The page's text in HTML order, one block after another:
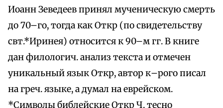
Иоанн Зеведеев принял мученическую смерть
до 70–го, тогда как Откр (по свидетельству
свт.*Иринея) относится к 90–м гг. В книге
дан филологич. анализ текста и отмечен
уникальный язык Откр, автор к–рого писал
на греч. языке, а думал на еврейском.
*Символы библейские Откр Ч. тесно